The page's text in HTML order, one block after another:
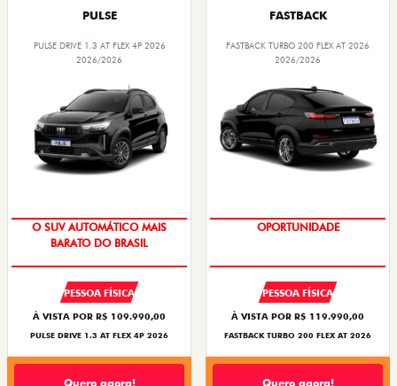
PULSE
PULSE DRIVE 1.3 AT FLEX 4P 2026
2026/2026
O SUV AUTOMÁTICO MAIS
BARATO DO BRASIL
PESSOA FÍSICA
À VISTA POR R$ 109.990,00
PULSE DRIVE 1.3 AT FLEX 4P 2026
Quero agora!
FASTBACK
FASTBACK TURBO 200 FLEX AT 2026
2026/2026
OPORTUNIDADE
PESSOA FÍSICA
À VISTA POR R$ 119.990,00
FASTBACK TURBO 200 FLEX AT 2026
Quero agora!